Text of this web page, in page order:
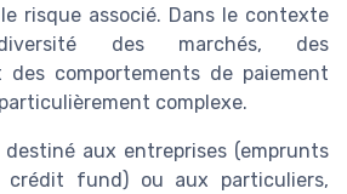
risque associé. Dans le contexte
des marchés, des
des comportements de paiement
complexe.
aux entreprises (emprunts
crédit fund) ou aux particuliers,